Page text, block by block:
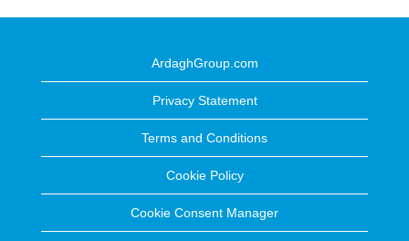
ArdaghGroup.com
Privacy Statement
Terms and Conditions
Cookie Policy
Cookie Consent Manager